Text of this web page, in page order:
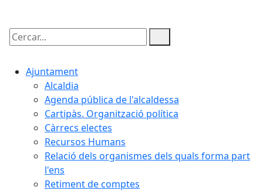
Cercar:
Ajuntament
Alcaldia
Agenda pública de l'alcaldessa
Cartipàs. Organització política
Càrrecs electes
Recursos Humans
Relació dels organismes dels quals forma part
l'ens
Retiment de comptes